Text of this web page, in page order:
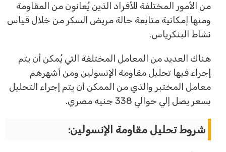
من الأمور المختلفة للأفراد الذين يُعانون من المقاومة
ومنها إمكانية متابعة حالة مريض السكر من خلال قياس
نشاط البنكرياس.
هناك العديد من المعامل المختلفة التي يُمكن أن يتم
إجراء فيها تحليل مقاومة الإنسولين ومن أشهرهم
معامل المختبر والذي من الممكن أن يتم إجراء التحليل
بسعر يصل إلي حوالي 338 جنيه مصري.
شروط تحليل مقاومة الإنسولين: